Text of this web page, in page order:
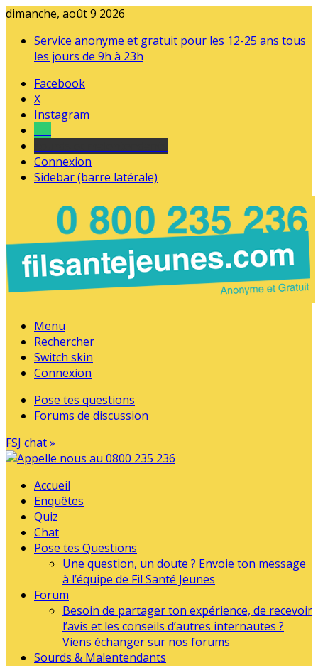
dimanche, août 9 2026
Service anonyme et gratuit pour les 12-25 ans tous
les jours de 9h à 23h
Facebook
X
Instagram
Connexion
Sidebar (barre latérale)
Menu
Rechercher
Switch skin
Connexion
Pose tes questions
Forums de discussion
FSJ chat »
Accueil
Enquêtes
Quiz
Chat
Pose tes Questions
Une question, un doute ? Envoie ton message
à l’équipe de Fil Santé Jeunes
Forum
Besoin de partager ton expérience, de recevoir
l’avis et les conseils d’autres internautes ?
Viens échanger sur nos forums
Sourds & Malentendants